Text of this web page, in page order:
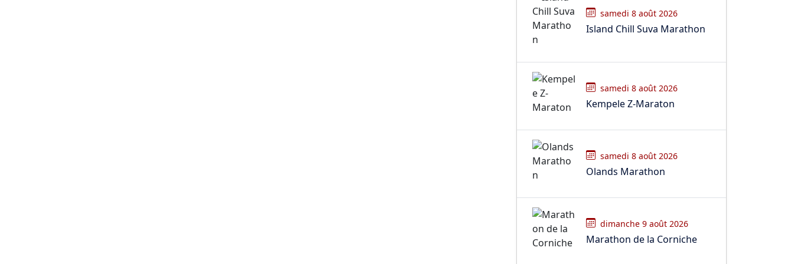
samedi 8 août 2026
Island Chill Suva Marathon
samedi 8 août 2026
Kempele Z-Maraton
samedi 8 août 2026
Olands Marathon
dimanche 9 août 2026
Marathon de la Corniche